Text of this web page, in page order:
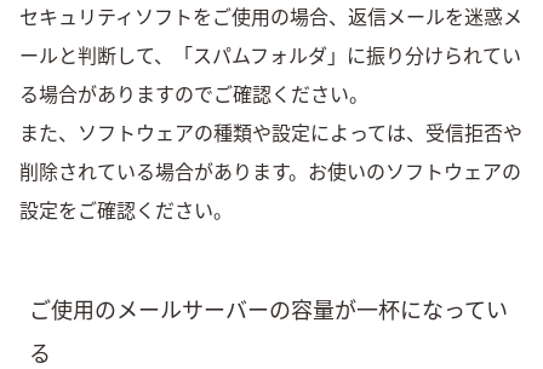
セキュリティソフトをご使用の場合、返信メールを迷惑メ
ールと判断して、「スパムフォルダ」に振り分けられてい
る場合がありますのでご確認ください。
また、ソフトウェアの種類や設定によっては、受信拒否や
削除されている場合があります。お使いのソフトウェアの
設定をご確認ください。
ご使用のメールサーバーの容量が一杯になってい
る